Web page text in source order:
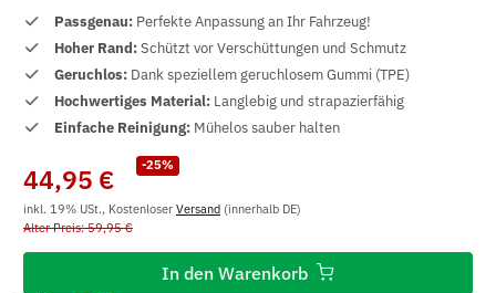
Passgenau: Perfekte Anpassung an Ihr Fahrzeug!
Hoher Rand:Schützt vor Verschüttungen und Schmutz
Geruchlos: Dank speziellem geruchlosem Gummi (TPE)
Hochwertiges Material: Langlebig und strapazierfähig
Einfache Reinigung: Mühelos sauber halten
-25%
44,95 €
inkl. 19% USt., Kostenloser Versand (innerhalb DE)
Alter Preis: 59,95 €
In den Warenkorb